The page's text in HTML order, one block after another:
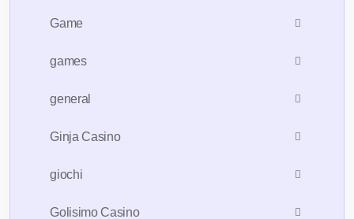
Game
games
general
Ginja Casino
giochi
Golisimo Casino